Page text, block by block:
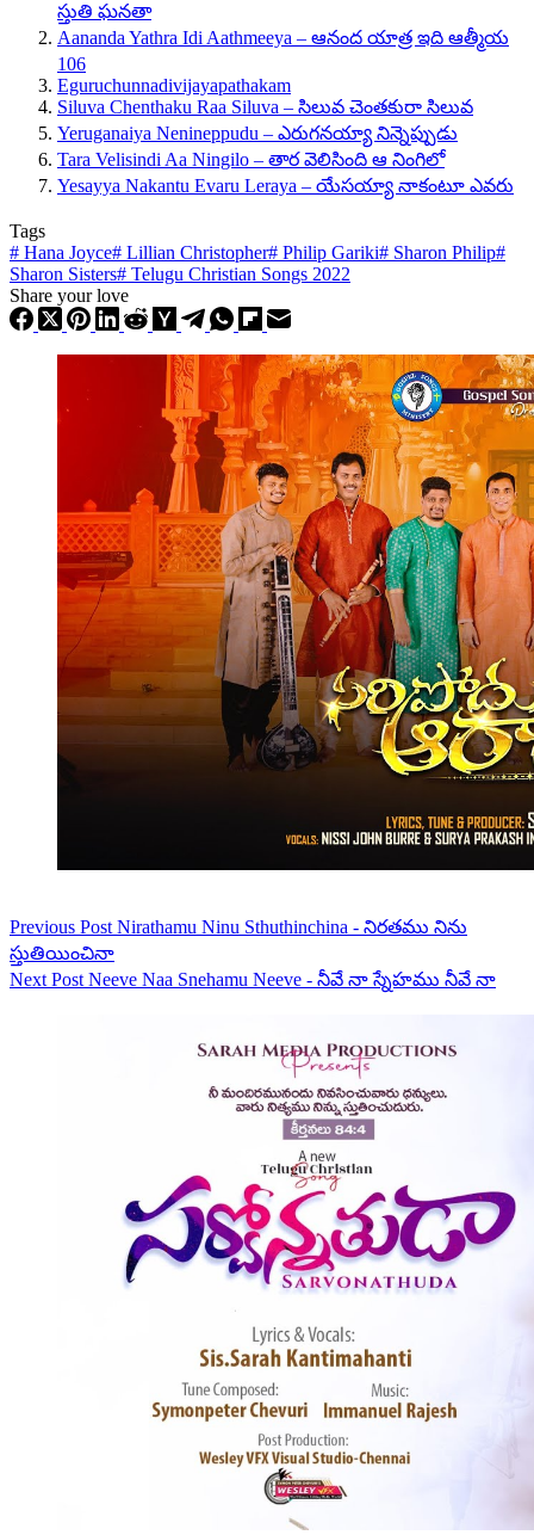
స్తుతి ఘనతా
Aananda Yathra Idi Aathmeeya – ఆనంద యాత్ర ఇది ఆత్మీయ
106
Eguruchunnadivijayapathakam
Siluva Chenthaku Raa Siluva – సిలువ చెంతకురా సిలువ
Yeruganaiya Nenineppudu – ఎరుగనయ్యా నిన్నెప్పుడు
Tara Velisindi Aa Ningilo – తార వెలిసింది ఆ నింగిలో
Yesayya Nakantu Evaru Leraya – యేసయ్యా నాకంటూ ఎవరు
Tags
# Hana Joyce# Lillian Christopher# Philip Gariki# Sharon Philip#
Sharon Sisters# Telugu Christian Songs 2022
Share your love
Previous Post Nirathamu Ninu Sthuthinchina - నిరతము నిను
స్తుతియించినా
Next Post Neeve Naa Snehamu Neeve - నీవే నా స్నేహము నీవే నా